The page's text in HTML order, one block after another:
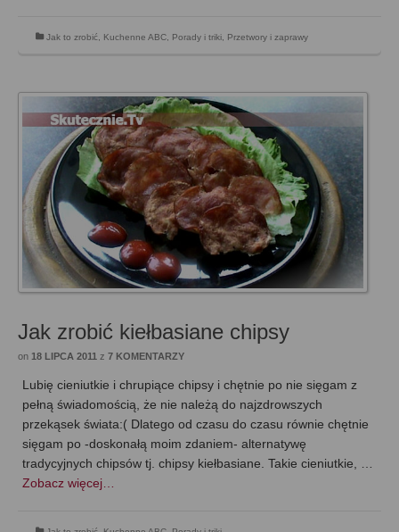
Jak to zrobić Kuchenne ABC Porady i triki Przetwory i zaprawy
Jak zrobić kiełbasiane chipsy
on 18 LIPCA 2011 z 7 KOMENTARZY
Lubię cieniutkie i chrupiące chipsy i chętnie po nie sięgam z
pełną świadomością, że nie należą do najzdrowszych
przekąsek świata:( Dlatego od czasu do czasu równie chętnie
sięgam po -doskonałą moim zdaniem- alternatywę
tradycyjnych chipsów tj. chipsy kiełbasiane. Takie cieniutkie, …
Zobacz więcej…